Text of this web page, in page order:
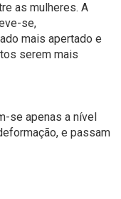
as mulheres. A
se,
mais apertado e
serem mais
se apenas a nível
e passam